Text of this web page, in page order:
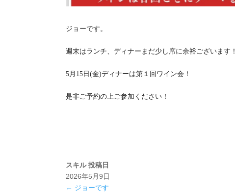
ジョーです。
週末はランチ、ディナーまだ少し席に余裕ございます！
5月15日(金)ディナーは第１回ワイン会！
是非ご予約の上ご参加ください！
スキル 投稿日
2026年5月9日
← ジョーです